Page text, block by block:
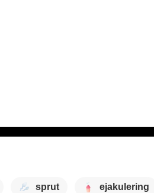
sprut ejakulering